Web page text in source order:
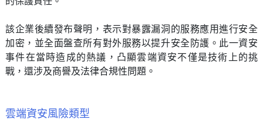
該企業後續發布聲明，表示對暴露漏洞的服務應用進行安全
加密，並全面盤查所有對外服務以提升安全防護。此一資安
事件在當時造成的熱議，凸顯雲端資安不僅是技術上的挑
戰，還涉及商譽及法律合規性問題。
雲端資安風險類型